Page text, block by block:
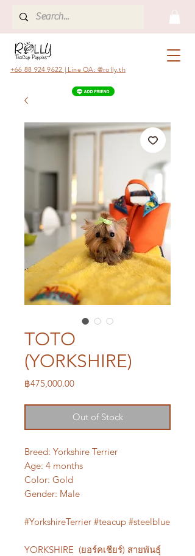
+66 88 924 9622 | Line OA: @rolly.th
TOTO
(YORKSHIRE)
฿475,000.00Price
Out of Stock
Breed: Yorkshire Terrier
Age: 4 months
Color: Gold
Gender: Male
#YorkshireTerrier #teacup #steelblue
YORKSHIRE (ยอร์คเชียร์) สายพันธุ์